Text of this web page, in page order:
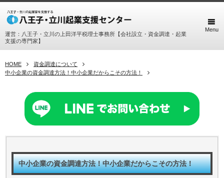
運営：八王子・立川の上田洋平税理士事務所【会社設立・資金調達・起業
支援の専門家】
Menu
HOME
資金調達について
中小企業の資金調達方法！中小企業だからこその方法！
中小企業の資金調達方法！中小企業だからこその方法！